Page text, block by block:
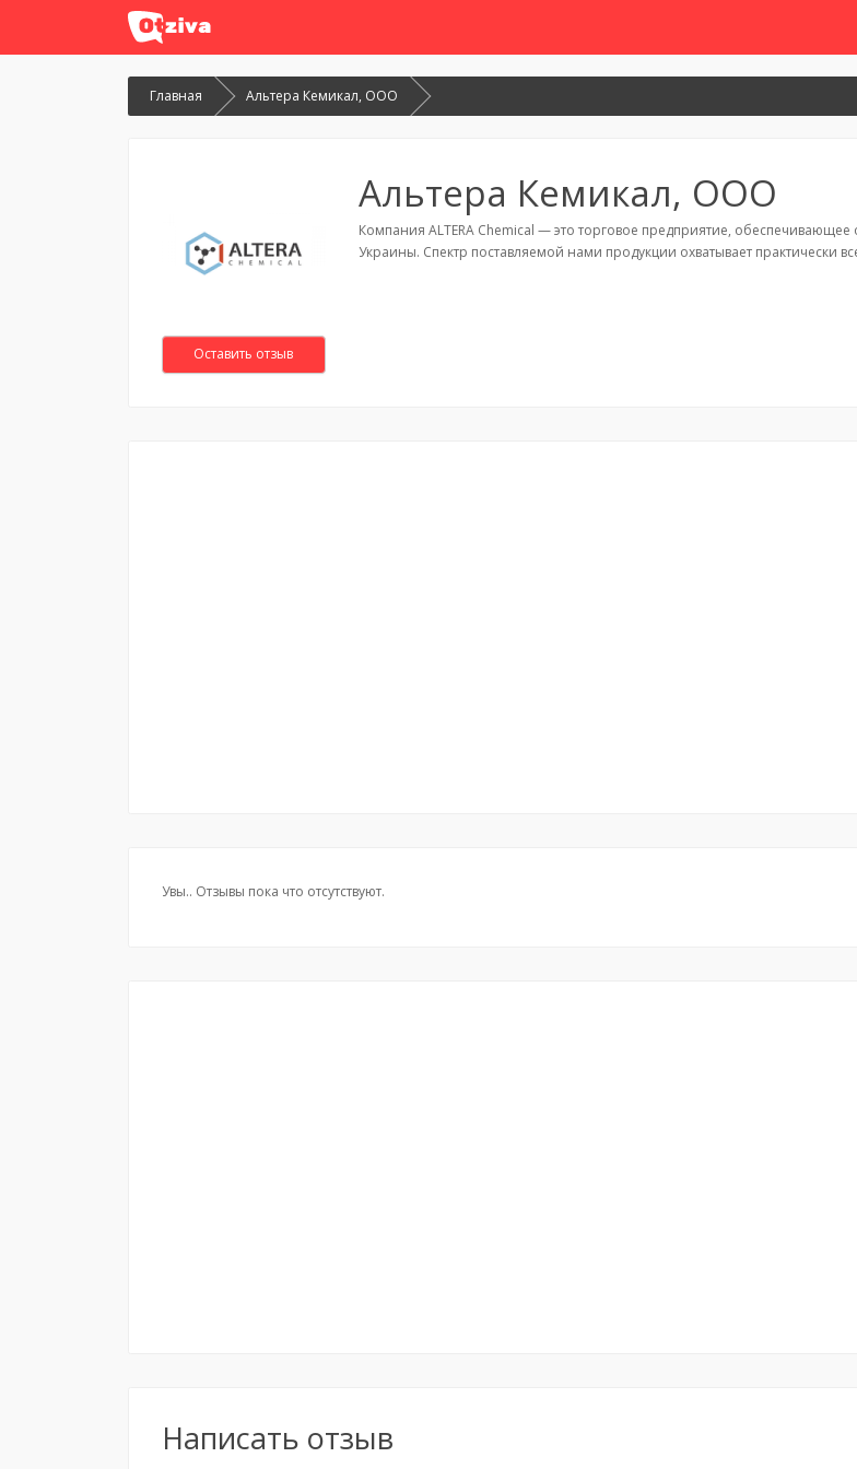
Главная Альтера Кемикал, ООО
Оставить отзыв
Альтера Кемикал, ООО
Компания ALTERA Chemical — это торговое предприятие,
Украины. Спектр поставляемой нами продукции охватывает практически
Увы.. Отзывы пока что отсутствуют.
Написать отзыв